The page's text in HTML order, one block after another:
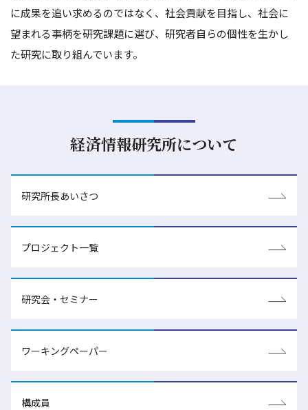
に成果を追い求めるのではなく、社会貢献を目指し、社会に
望まれる事柄を研究課題に選び、研究者自らの個性を生かし
た研究に取り組んでいます。
経済情報研究所について
研究所長あいさつ
プロジェクト一覧
研究会・セミナー
ワーキングペーパー
構成員